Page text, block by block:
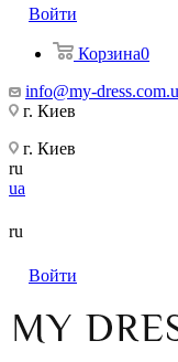
Войти
Корзина0
info@my-
г. Киев
г. Киев
ru
ua
ru
Войти